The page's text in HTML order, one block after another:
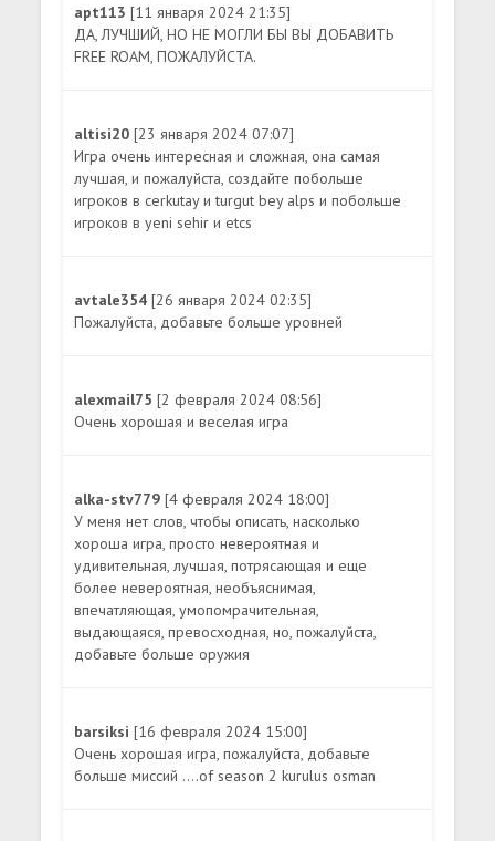
apt113[11 января 2024 21:35]
ДА, ЛУЧШИЙ, НО НЕ МОГЛИ БЫ ВЫ ДОБАВИТЬ
FREE ROAM, ПОЖАЛУЙСТА.
altisi20[23 января 2024 07:07]
Игра очень интересная и сложная, она самая
лучшая, и пожалуйста, создайте побольше
игроков в cerkutay и turgut bey alps и побольше
игроков в yeni sehir и etcs
avtale354[26 января 2024 02:35]
Пожалуйста, добавьте больше уровней
alexmail75[2 февраля 2024 08:56]
Очень хорошая и веселая игра
alka-stv779[4 февраля 2024 18:00]
У меня нет слов, чтобы описать, насколько
хороша игра, просто невероятная и
удивительная, лучшая, потрясающая и еще
более невероятная, необъяснимая,
впечатляющая, умопомрачительная,
выдающаяся, превосходная, но, пожалуйста,
добавьте больше оружия
barsiksi[16 февраля 2024 15:00]
Очень хорошая игра, пожалуйста, добавьте
больше миссий ....of season 2 kurulus osman